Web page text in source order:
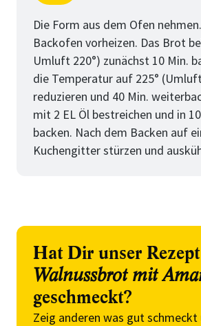
Schritt
von
Die Form aus dem Ofen
Backofen vorheizen. Das Brot
Umluft 220°) zunächst 10 Min.
die Temperatur auf 225°
reduzieren und 40 Min.
mit 2 EL Öl bestreichen und in
backen. Nach dem Backen auf
Kuchengitter stürzen und
Hat Dir unser Rezept
Walnussbrot mit
geschmeckt?
Zeig anderen was gut schmeckt